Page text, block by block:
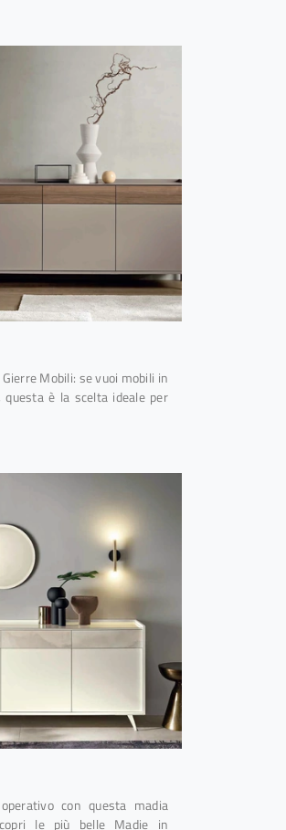
Mobili: se vuoi mobili in
è la scelta ideale per
con questa madia
le più belle Madie in